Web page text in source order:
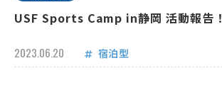
USF Sports Camp in静岡 活動報告！
2023.06.20 宿泊型